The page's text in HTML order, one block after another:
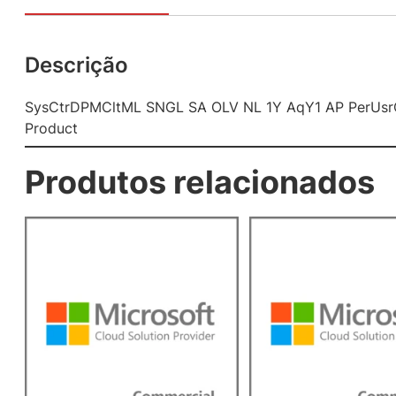
Descrição
SysCtrDPMCltML SNGL SA OLV NL 1Y AqY1 AP
Product
Produtos relacionados